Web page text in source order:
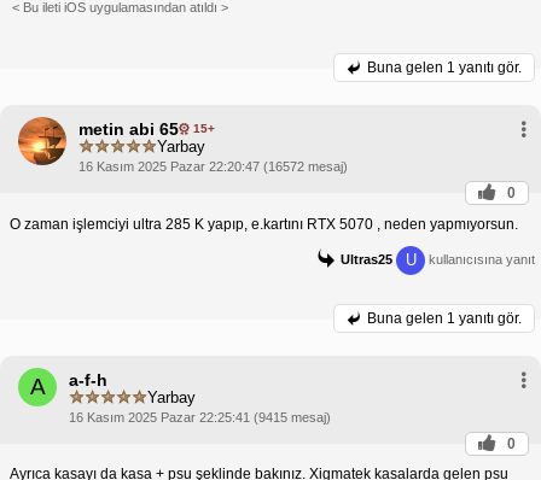
< Bu ileti iOS uygulamasından atıldı >
Buna gelen 1 yanıtı gör.
metin abi 65 15+
Yarbay
16 Kasım 2025 Pazar 22:20:47 (16572 mesaj)
0
O zaman işlemciyi ultra 285 K yapıp, e.kartını RTX 5070 , neden yapmıyorsun.
Ultras25 U kullanıcısına yanıt
Buna gelen 1 yanıtı gör.
A a-f-h
Yarbay
16 Kasım 2025 Pazar 22:25:41 (9415 mesaj)
0
Ayrıca kasayı da kasa + psu şeklinde bakınız. Xigmatek kasalarda gelen psu